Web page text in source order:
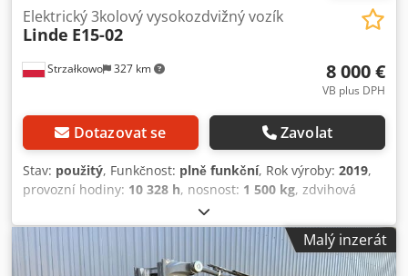
Strzałkowo 327 km
Elektrický 3kolový vysokozdvižný vozík
Linde E15-02
8 000 €
VB plus DPH
Dotazovat se Zavolat
Stav: použitý, Funkčnost: plně funkční, Rok výroby: 2019,
provozní hodiny: 10 328 h, nosnost: 1 500 kg, zdvihová
, volný zdvih:1 519 mm
elektrický, typ stožáru:triplex, stavební výška:2 121 mm,
typ pohonu:
, Elektrický tříkolový vysokozdvižný
vozík ISO třída: ISO třída 2 = 1 000 – 2 500 kg Typ stožáru:
Malý inzerát